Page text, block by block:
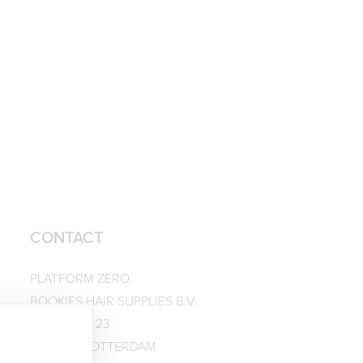
CONTACT
PLATFORM ZERO
BOOKIES HAIR SUPPLIES B.V.
KATSHOEK 23
3032 AE ROTTERDAM